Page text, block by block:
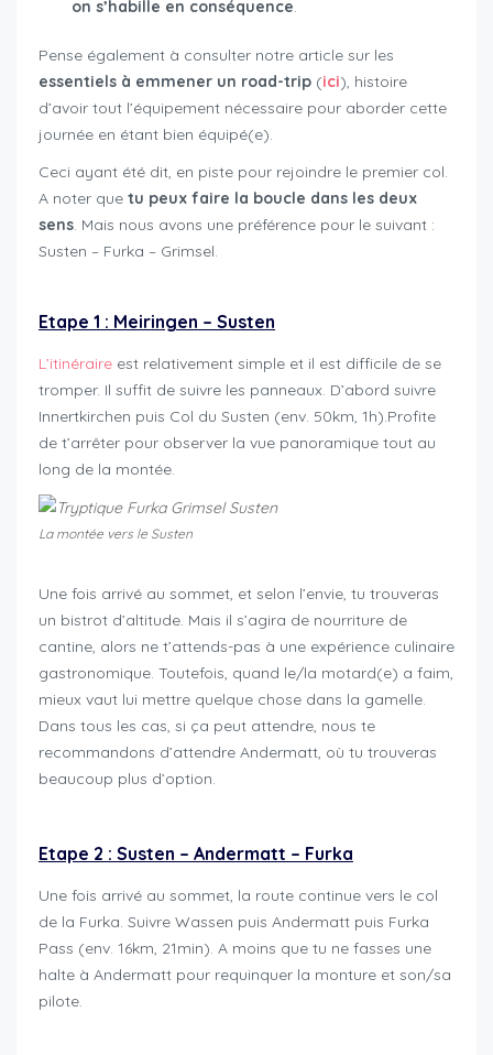
on s’habille en conséquence.
Pense également à consulter notre article sur les
essentiels à emmener un road-trip (ici), histoire
d’avoir tout l’équipement nécessaire pour aborder cette
journée en étant bien équipé(e).
Ceci ayant été dit, en piste pour rejoindre le premier col.
A noter que tu peux faire la boucle dans les deux
sens. Mais nous avons une préférence pour le suivant :
Susten – Furka – Grimsel.
Etape 1 : Meiringen – Susten
L’itinéraire est relativement simple et il est difficile de se
tromper. Il suffit de suivre les panneaux. D’abord suivre
Innertkirchen puis Col du Susten (env. 50km, 1h).Profite
de t’arrêter pour observer la vue panoramique tout au
long de la montée.
La montée vers le Susten
Une fois arrivé au sommet, et selon l’envie, tu trouveras
un bistrot d’altitude. Mais il s’agira de nourriture de
cantine, alors ne t’attends-pas à une expérience culinaire
gastronomique. Toutefois, quand le/la motard(e) a faim,
mieux vaut lui mettre quelque chose dans la gamelle.
Dans tous les cas, si ça peut attendre, nous te
recommandons d’attendre Andermatt, où tu trouveras
beaucoup plus d’option.
Etape 2 : Susten – Andermatt – Furka
Une fois arrivé au sommet, la route continue vers le col
de la Furka. Suivre Wassen puis Andermatt puis Furka
Pass (env. 16km, 21min). A moins que tu ne fasses une
halte à Andermatt pour requinquer la monture et son/sa
pilote.